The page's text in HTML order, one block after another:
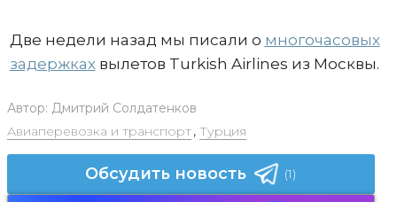
Две недели назад мы писали о многочасовых
задержкахвылетов Turkish Airlines из Москвы.
Автор: Дмитрий Солдатенков
Авиаперевозка и транспорт, Турция
Обсудить новость (1)